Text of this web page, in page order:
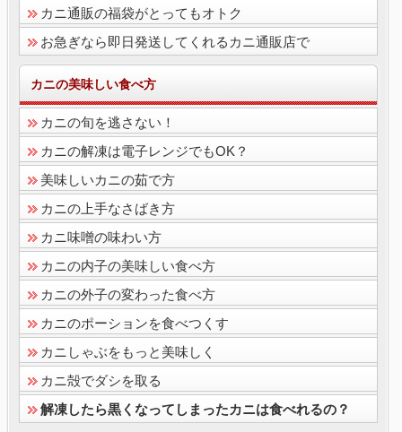
カニ通販の福袋がとってもオトク
お急ぎなら即日発送してくれるカニ通販店で
カニの美味しい食べ方
カニの旬を逃さない！
カニの解凍は電子レンジでもOK？
美味しいカニの茹で方
カニの上手なさばき方
カニ味噌の味わい方
カニの内子の美味しい食べ方
カニの外子の変わった食べ方
カニのポーションを食べつくす
カニしゃぶをもっと美味しく
カニ殻でダシを取る
解凍したら黒くなってしまったカニは食べれるの？